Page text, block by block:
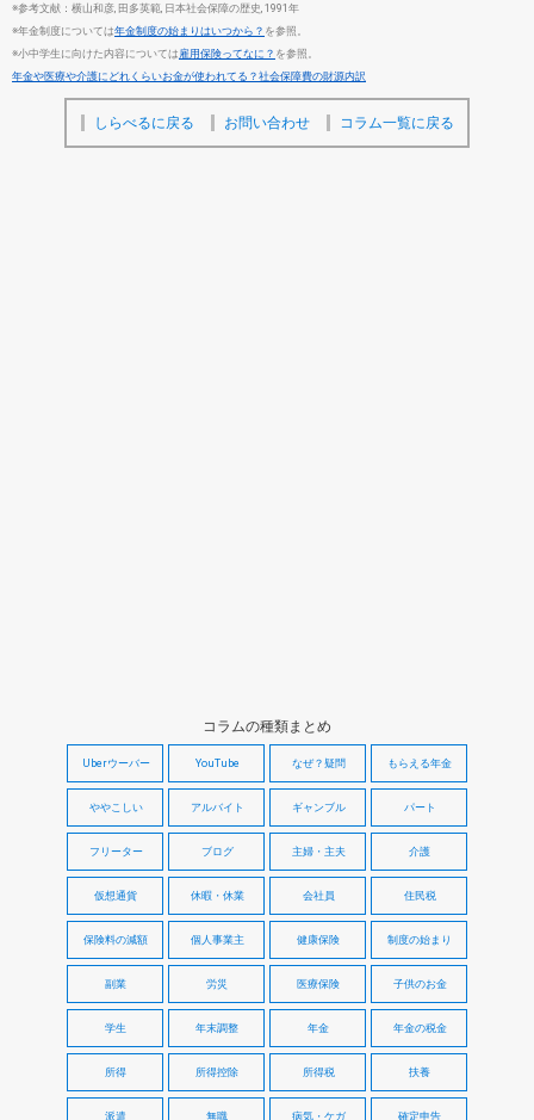
※参考文献：横山和彦, 田多英範, 日本社会保障の歴史, 1991年
※年金制度については年金制度の始まりはいつから？ を参照。
※小中学生に向けた内容については 雇用保険ってなに？ を参照。
年金や医療や介護にどれくらいお金が使われてる？社会保障費の財源内訳
しらべるに戻る お問い合わせ コラム一覧に戻る
コラムの種類まとめ
Uberウーバー YouTube なぜ？疑問 もらえる年金
ややこしい アルバイト ギャンブル パート
フリーター ブログ 主婦・主夫 介護
仮想通貨 休暇・休業 会社員 住民税
保険料の減額 個人事業主 健康保険 制度の始まり
副業 労災 医療保険 子供のお金
学生 年末調整 年金 年金の税金
所得 所得控除 所得税 扶養
派遣 無職 病気・ケガ 確定申告